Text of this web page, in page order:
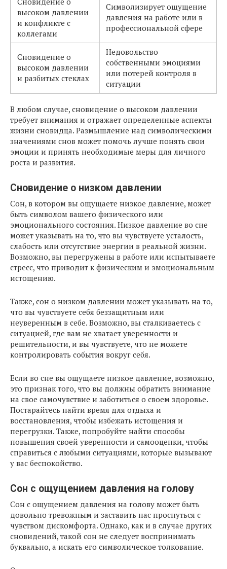
высоком давлении
и конфликте с
коллегами
Символизирует ощущение
давления на работе или в
профессиональной сфере
Сновидение о
высоком давлении
и разбитых стеклах
Недовольство
собственными эмоциями
или потерей контроля в
ситуации
В любом случае, сновидение о высоком давлении
требует внимания и отражает определенные аспекты
жизни сновидца. Размышление над символическими
значениями снов может помочь лучше понять свои
эмоции и принять необходимые меры для личного
роста и развития.
Сновидение о низком давлении
Сон, в котором вы ощущаете низкое давление, может
быть символом вашего физического или
эмоционального состояния. Низкое давление во сне
может указывать на то, что вы чувствуете усталость,
слабость или отсутствие энергии в реальной жизни.
Возможно, вы перегружены в работе или испытываете
стресс, что приводит к физическим и эмоциональным
истощению.
Также, сон о низком давлении может указывать на то,
что вы чувствуете себя беззащитным или
неуверенным в себе. Возможно, вы сталкиваетесь с
ситуацией, где вам не хватает уверенности и
решительности, и вы чувствуете, что не можете
контролировать события вокруг себя.
Если во сне вы ощущаете низкое давление, возможно,
это признак того, что вы должны обратить внимание
на свое самочувствие и заботиться о своем здоровье.
Постарайтесь найти время для отдыха и
восстановления, чтобы избежать истощения и
перегрузки. Также, попробуйте найти способы
повышения своей уверенности и самооценки, чтобы
справиться с любыми ситуациями, которые вызывают
у вас беспокойство.
Сон с ощущением давления на голову
Сон с ощущением давления на голову может быть
довольно тревожным и заставить нас проснуться с
чувством дискомфорта. Однако, как и в случае других
сновидений, такой сон не следует воспринимать
буквально, а искать его символическое толкование.